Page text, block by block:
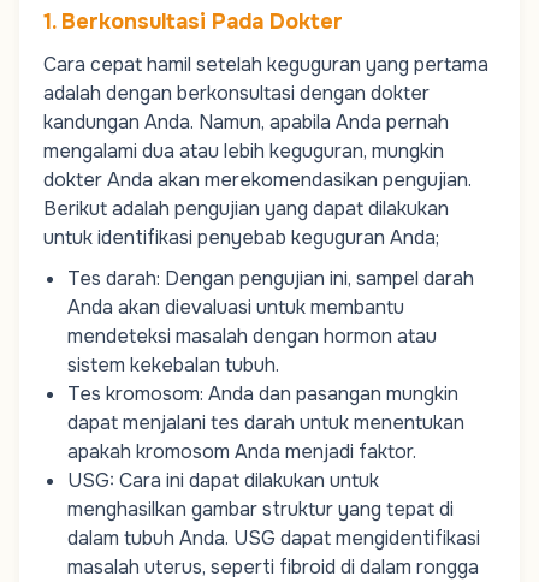
1. Berkonsultasi Pada Dokter
Cara cepat hamil setelah keguguran yang pertama
adalah dengan berkonsultasi dengan dokter
kandungan Anda. Namun, apabila Anda pernah
mengalami dua atau lebih keguguran, mungkin
dokter Anda akan merekomendasikan pengujian.
Berikut adalah pengujian yang dapat dilakukan
untuk identifikasi penyebab keguguran Anda;
Tes darah: Dengan pengujian ini, sampel darah
Anda akan dievaluasi untuk membantu
mendeteksi masalah dengan hormon atau
sistem kekebalan tubuh.
Tes kromosom: Anda dan pasangan mungkin
dapat menjalani tes darah untuk menentukan
apakah kromosom Anda menjadi faktor.
USG: Cara ini dapat dilakukan untuk
menghasilkan gambar struktur yang tepat di
dalam tubuh Anda. USG dapat mengidentifikasi
masalah uterus, seperti fibroid di dalam rongga